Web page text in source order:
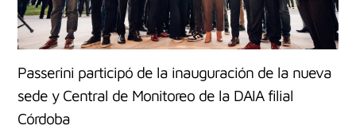
Passerini participó de la inauguración de la nueva
sede y Central de Monitoreo de la DAIA filial
Córdoba